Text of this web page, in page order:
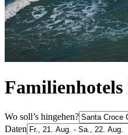
Wo soll’s hingehen?
Daten